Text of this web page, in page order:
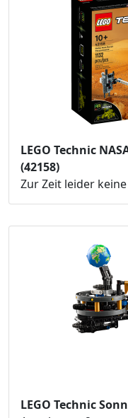
LEGO Technic
(42158)
Zur Zeit leider
LEGO Technic